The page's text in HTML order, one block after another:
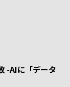
-AIに「データ